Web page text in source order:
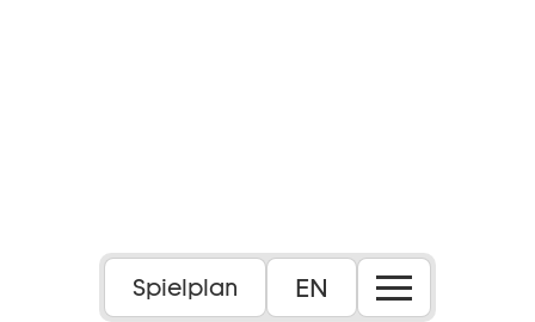
Spielplan EN